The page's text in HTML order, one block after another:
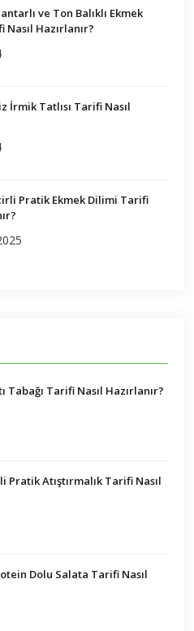
ve Ton Balıklı Ekmek
Hazırlanır?
İrmik Tatlısı Tarifi Nasıl
Pratik Ekmek Dilimi Tarifi
Tabağı Tarifi Nasıl Hazırlanır?
Pratik Atıştırmalık Tarifi Nasıl
Dolu Salata Tarifi Nasıl